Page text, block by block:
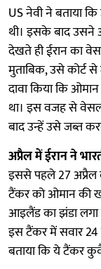
US नेवी ने बताया
थी। इसके बाद उसने
देखते ही ईरान का
मुताबिक, उसे कोर्ट
दावा किया कि
था। इस वजह से
बाद उन्हें उसे जब्त
अप्रैल में ईरान ने
इससे पहले 27 अप्रैल
टैंकर को ओमान की
आइलैंड का झंडा लगा
इस टैंकर में सवार 24
बताया कि ये टैंकर